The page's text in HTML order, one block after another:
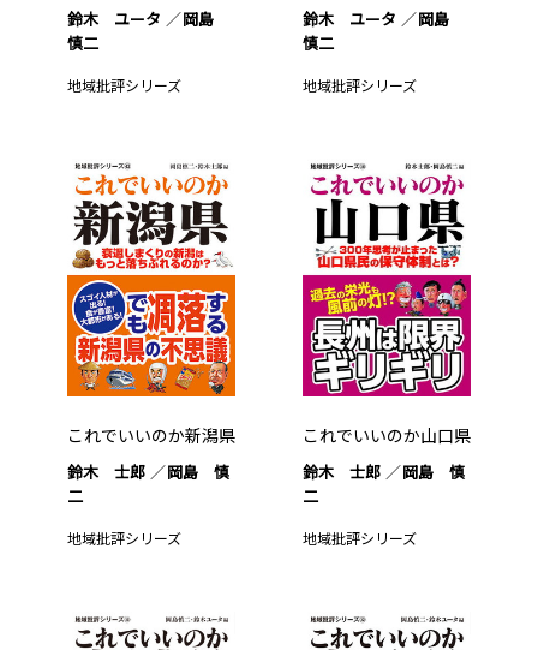
鈴木 ユータ
岡島
慎二
地域批評シリーズ
鈴木 ユータ
岡島
慎二
地域批評シリーズ
これでいいのか新潟県
鈴木 士郎
岡島 慎
二
地域批評シリーズ
これでいいのか山口県
鈴木 士郎
岡島 慎
二
地域批評シリーズ